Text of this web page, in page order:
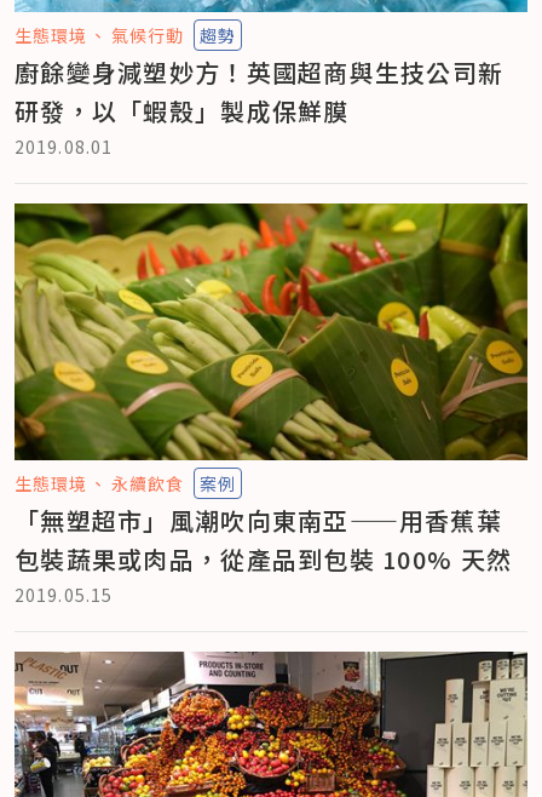
生態環境 氣候行動 趨勢
廚餘變身減塑妙方！英國超商與生技公司新
研發，以「蝦殼」製成保鮮膜
2019.08.01
生態環境 永續飲食 案例
「無塑超市」風潮吹向東南亞——用香蕉葉
包裝蔬果或肉品，從產品到包裝 100% 天然
2019.05.15